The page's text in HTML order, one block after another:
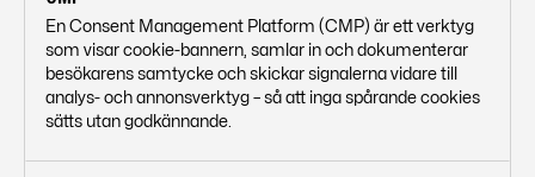
En Consent Management Platform (CMP) är ett verktyg
som visar cookie-bannern, samlar in och dokumenterar
besökarens samtycke och skickar signalerna vidare till
analys- och annonsverktyg – så att inga spårande cookies
sätts utan godkännande.